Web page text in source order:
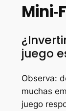
juego
Observa:
muchas
juego